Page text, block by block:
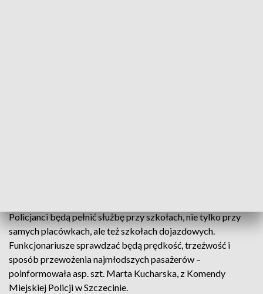
Policjanci będą pełnić służbę przy szkołach, nie tylko przy
samych placówkach, ale też szkołach dojazdowych.
Funkcjonariusze sprawdzać będą prędkość, trzeźwość i
sposób przewożenia najmłodszych pasażerów –
poinformowała asp. szt. Marta Kucharska, z Komendy
Miejskiej Policji w Szczecinie.